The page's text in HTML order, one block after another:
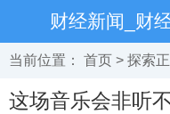
财经新闻_财
当前位置： 首页 > 探索
这场音乐会非听